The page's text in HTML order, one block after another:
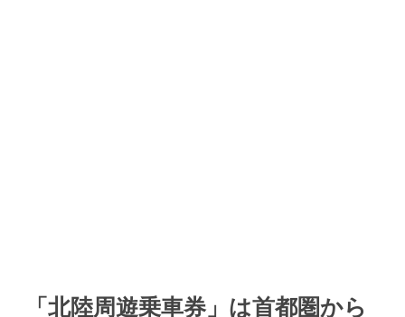
「北陸周遊乗車券」は首都圏から